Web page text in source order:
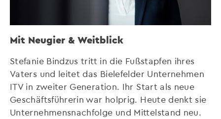
Mit Neugier & Weitblick
Stefanie Bindzus tritt in die Fußstapfen ihres
Vaters und leitet das Bielefelder Unternehmen
ITV in zweiter Generation. Ihr Start als neue
Geschäftsführerin war holprig. Heute denkt sie
Unternehmensnachfolge und Mittelstand neu.